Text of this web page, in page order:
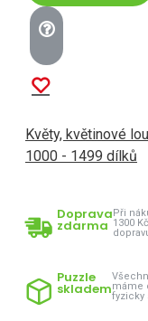
Květy, květinové
1000 - 1499 dílků
Doprava
zdarma
Při
1300
Puzzle
sklademmáme
fyzicky